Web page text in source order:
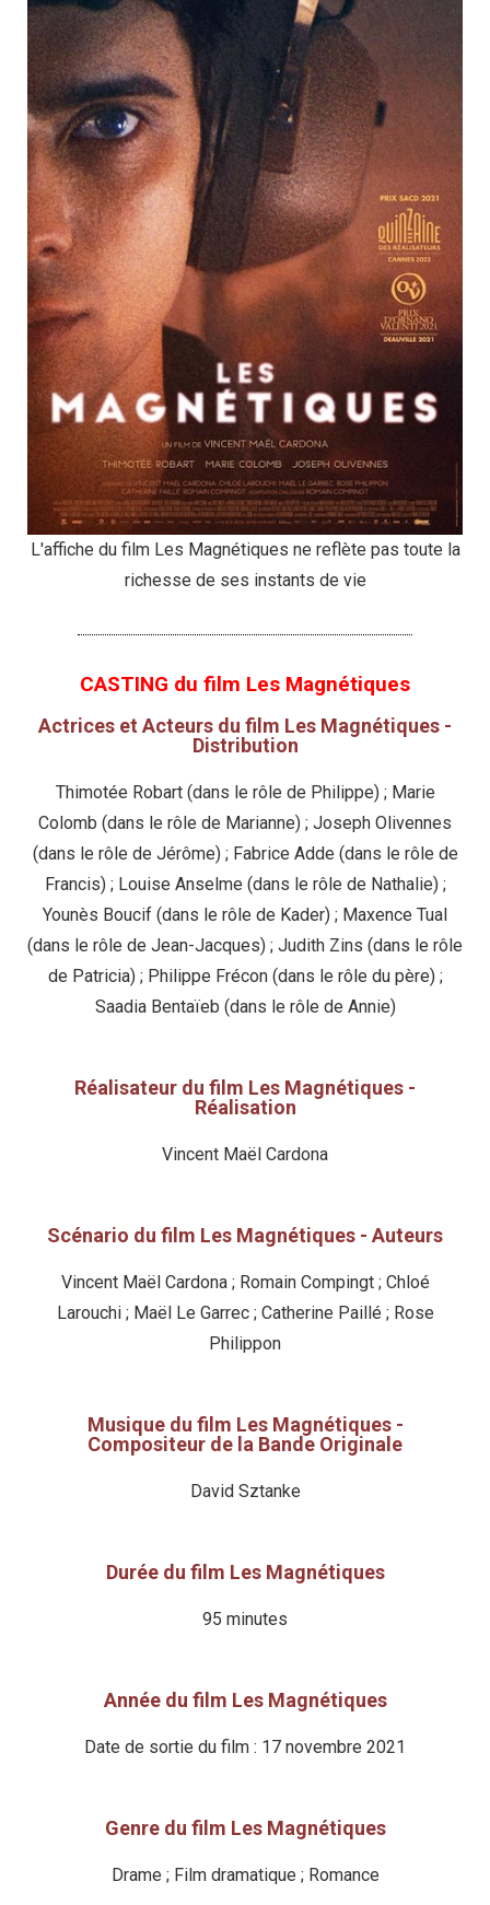
L'affiche du film Les Magnétiques ne reflète pas toute la
richesse de ses instants de vie
CASTING du film Les Magnétiques
Actrices et Acteurs du film Les Magnétiques -
Distribution
Thimotée Robart (dans le rôle de Philippe) ; Marie
Colomb (dans le rôle de Marianne) ; Joseph Olivennes
(dans le rôle de Jérôme) ; Fabrice Adde (dans le rôle de
Francis) ; Louise Anselme (dans le rôle de Nathalie) ;
Younès Boucif (dans le rôle de Kader) ; Maxence Tual
(dans le rôle de Jean-Jacques) ; Judith Zins (dans le rôle
de Patricia) ; Philippe Frécon (dans le rôle du père) ;
Saadia Bentaïeb (dans le rôle de Annie)
Réalisateur du film Les Magnétiques -
Réalisation
Vincent Maël Cardona
Scénario du film Les Magnétiques - Auteurs
Vincent Maël Cardona ; Romain Compingt ; Chloé
Larouchi ; Maël Le Garrec ; Catherine Paillé ; Rose
Philippon
Musique du film Les Magnétiques -
Compositeur de la Bande Originale
David Sztanke
Durée du film Les Magnétiques
95 minutes
Année du film Les Magnétiques
Date de sortie du film : 17 novembre 2021
Genre du film Les Magnétiques
Drame ; Film dramatique ; Romance